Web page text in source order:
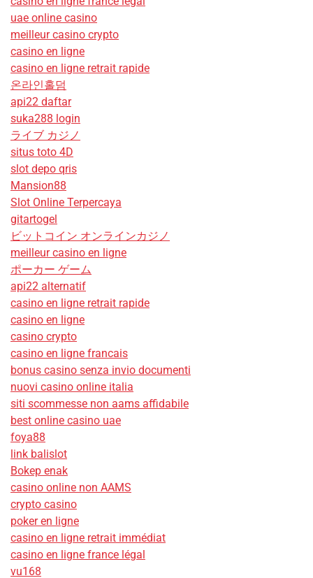
uae online casino
meilleur casino crypto
casino en ligne
casino en ligne retrait rapide
온라인홀덤
api22 daftar
suka288 login
ライブ カジノ
situs toto 4D
slot depo qris
Mansion88
Slot Online Terpercaya
gitartogel
ビットコイン オンラインカジノ
meilleur casino en ligne
ポーカー ゲーム
api22 alternatif
casino en ligne retrait rapide
casino en ligne
casino crypto
casino en ligne francais
bonus casino senza invio documenti
nuovi casino online italia
siti scommesse non aams affidabile
best online casino uae
foya88
link balislot
Bokep enak
casino online non AAMS
crypto casino
poker en ligne
casino en ligne retrait immédiat
casino en ligne france légal
vu168